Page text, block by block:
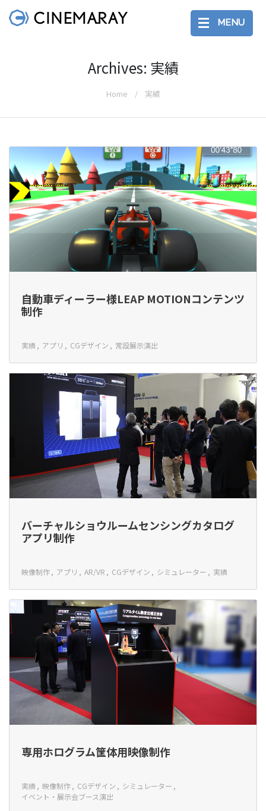
MENU
Archives: 実績
Home 実績
自動車ディーラー様LEAP MOTIONコンテンツ
制作
実績 アプリ CGデザイン 常設展示演出
バーチャルショウルームセンシングカタログ
アプリ制作
映像制作 アプリ AR/VR CGデザイン シミュレーター 実績
専用ホログラム筐体用映像制作
実績 映像制作 CGデザイン
シミュレーター
イベント・展示会ブース演出